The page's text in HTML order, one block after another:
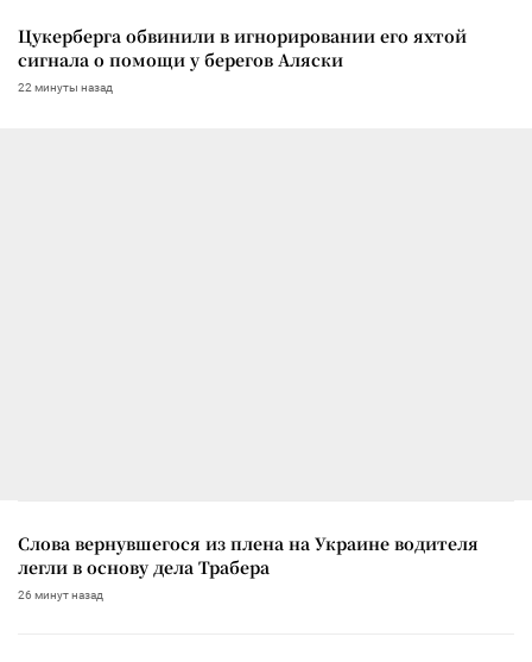
Цукерберга обвинили в игнорировании его яхтой
сигнала о помощи у берегов Аляски
22 минуты назад
Слова вернувшегося из плена на Украине водителя
легли в основу дела Трабера
26 минут назад